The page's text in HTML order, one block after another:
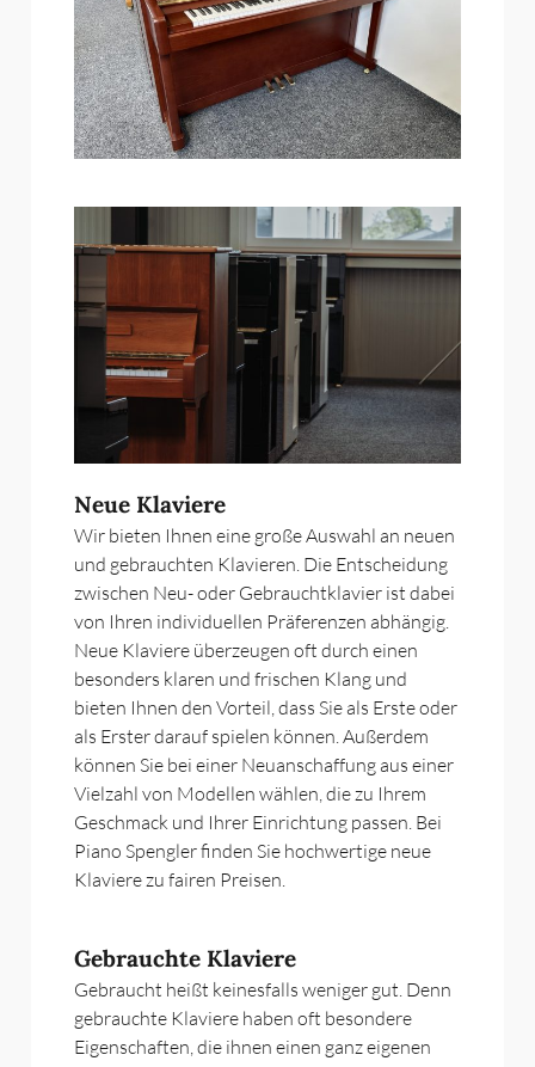
Neue Klaviere
Wir bieten Ihnen eine große Auswahl an neuen
und gebrauchten Klavieren. Die Entscheidung
zwischen Neu- oder Gebrauchtklavier ist dabei
von Ihren individuellen Präferenzen abhängig.
Neue Klaviere überzeugen oft durch einen
besonders klaren und frischen Klang und
bieten Ihnen den Vorteil, dass Sie als Erste oder
als Erster darauf spielen können. Außerdem
können Sie bei einer Neuanschaffung aus einer
Vielzahl von Modellen wählen, die zu Ihrem
Geschmack und Ihrer Einrichtung passen. Bei
Piano Spengler finden Sie hochwertige neue
Klaviere zu fairen Preisen.
Gebrauchte Klaviere
Gebraucht heißt keinesfalls weniger gut. Denn
gebrauchte Klaviere haben oft besondere
Eigenschaften, die ihnen einen ganz eigenen